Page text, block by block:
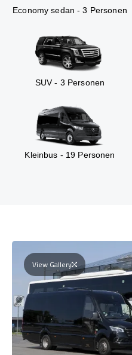
Economy sedan - 3 Personen
SUV - 3 Personen
Kleinbus - 19 Personen
View Gallery